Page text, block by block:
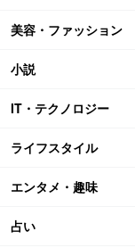
美容・ファッション
小説
IT・テクノロジー
ライフスタイル
エンタメ・趣味
占い